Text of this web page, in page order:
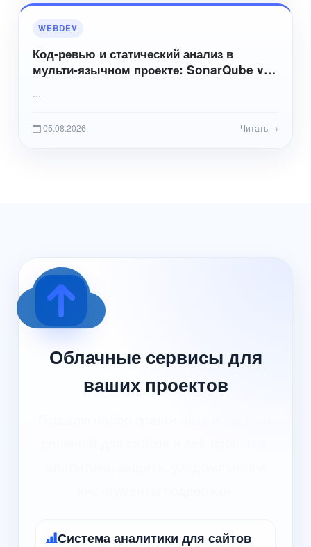
WEBDEV
Код-ревью и статический анализ в
мульти‑язычном проекте: SonarQube vs
...
05.08.2026 Читать →
Облачные сервисы для
ваших проектов
Система аналитики для сайтов